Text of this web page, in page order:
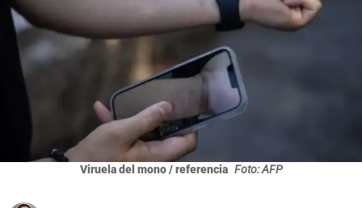
Viruela del mono / referencia Foto: AFP